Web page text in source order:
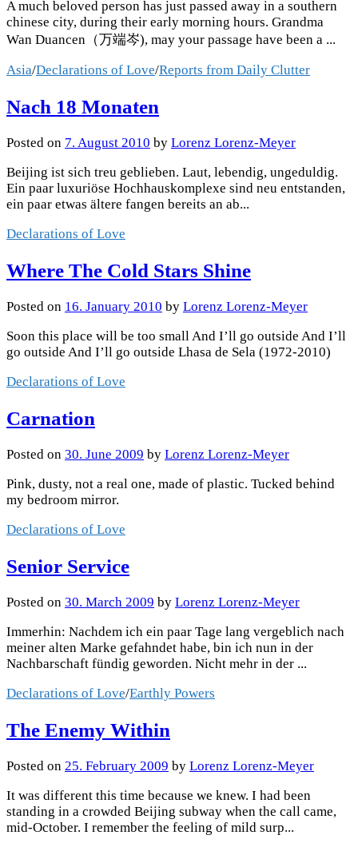
A much beloved person has just passed away in a southern
chinese city, during their early morning hours. Grandma
Wan Duancen（万端岑), may your passage have been a ...
Asia/Declarations of Love/Reports from Daily Clutter
Nach 18 Monaten
Posted on 7. August 2010 by Lorenz Lorenz-Meyer
Beijing ist sich treu geblieben. Laut, lebendig, ungeduldig.
Ein paar luxuriöse Hochhauskomplexe sind neu entstanden,
ein paar etwas ältere fangen bereits an ab...
Declarations of Love
Where The Cold Stars Shine
Posted on 16. January 2010 by Lorenz Lorenz-Meyer
Soon this place will be too small And I’ll go outside And I’ll
go outside And I’ll go outside Lhasa de Sela (1972-2010)
Declarations of Love
Carnation
Posted on 30. June 2009 by Lorenz Lorenz-Meyer
Pink, dusty, not a real one, made of plastic. Tucked behind
my bedroom mirror.
Declarations of Love
Senior Service
Posted on 30. March 2009 by Lorenz Lorenz-Meyer
Immerhin: Nachdem ich ein paar Tage lang vergeblich nach
meiner alten Marke gefahndet habe, bin ich nun in der
Nachbarschaft fündig geworden. Nicht mehr in der ...
Declarations of Love/Earthly Powers
The Enemy Within
Posted on 25. February 2009 by Lorenz Lorenz-Meyer
It was different this time because we knew. I had been
standing in a crowded Beijing subway when the call came,
mid-October. I remember the feeling of mild surp...